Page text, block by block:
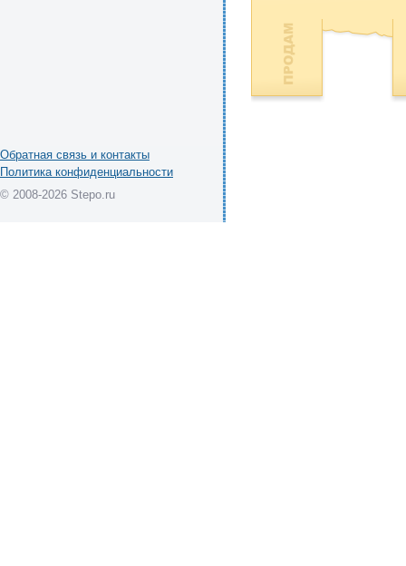
Обратная связь и контакты
Политика конфиденциальности
© 2008-2026 Stepo.ru